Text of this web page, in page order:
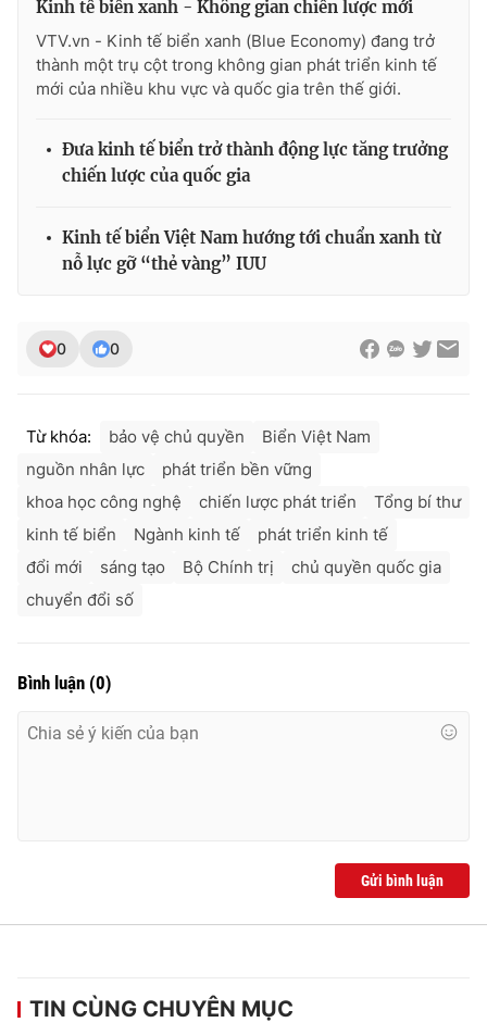
Kinh tế biển xanh - Không gian chiến lược mới
VTV.vn - Kinh tế biển xanh (Blue Economy) đang trở
thành một trụ cột trong không gian phát triển kinh tế
mới của nhiều khu vực và quốc gia trên thế giới.
Đưa kinh tế biển trở thành động lực tăng trưởng
chiến lược của quốc gia
Kinh tế biển Việt Nam hướng tới chuẩn xanh từ
nỗ lực gỡ “thẻ vàng” IUU
0 0
Từ khóa: bảo vệ chủ quyền
Biển Việt Nam
nguồn nhân lực
phát triển bền vững
khoa học công nghệ
chiến lược phát triển
Tổng bí thư
kinh tế biển
Ngành kinh tế
phát triển kinh tế
đổi mới
sáng tạo Bộ Chính trị
chủ quyền quốc gia
chuyển đổi số
Bình luận (0)
Gửi bình luận
TIN CÙNG CHUYÊN MỤC